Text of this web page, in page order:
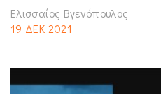
Ελισσαίος Βγενόπουλος
19 ΔΕΚ 2021